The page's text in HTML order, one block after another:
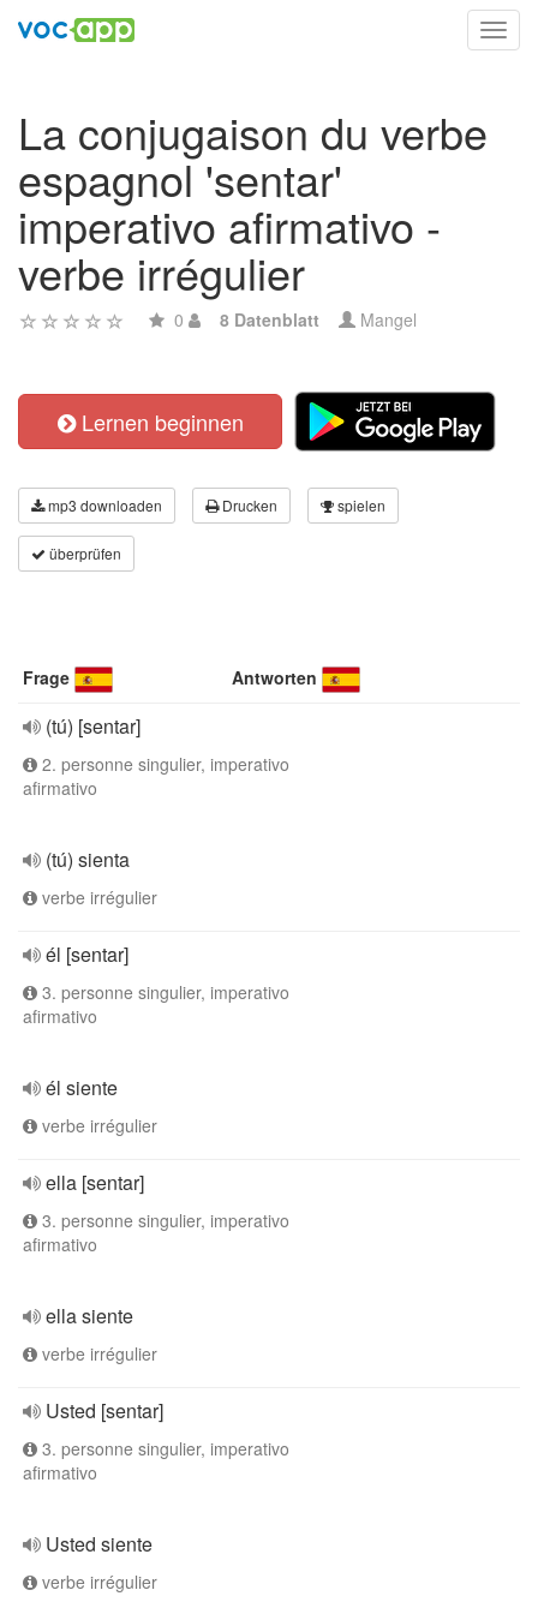
La conjugaison du verbe
espagnol 'sentar'
imperativo afirmativo -
verbe irrégulier
0 8 Datenblatt Mangel
Lernen beginnen
mp3 downloaden Drucken spielen
überprüfen
Frage Antworten
(tú) [sentar]
2. personne singulier, imperativo
afirmativo
(tú) sienta
verbe irrégulier
él [sentar]
3. personne singulier, imperativo
afirmativo
él siente
verbe irrégulier
ella [sentar]
3. personne singulier, imperativo
afirmativo
ella siente
verbe irrégulier
Usted [sentar]
3. personne singulier, imperativo
afirmativo
Usted siente
verbe irrégulier